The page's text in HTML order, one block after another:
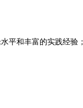
平和丰富的实践经验；